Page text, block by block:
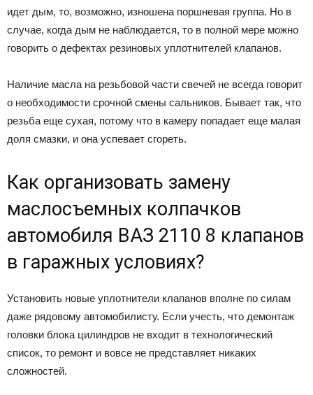
идет дым, то, возможно, изношена поршневая группа. Но в
случае, когда дым не наблюдается, то в полной мере можно
говорить о дефектах резиновых уплотнителей клапанов.
Наличие масла на резьбовой части свечей не всегда говорит
о необходимости срочной смены сальников. Бывает так, что
резьба еще сухая, потому что в камеру попадает еще малая
доля смазки, и она успевает сгореть.
Как организовать замену
маслосъемных колпачков
автомобиля ВАЗ 2110 8 клапанов
в гаражных условиях?
Установить новые уплотнители клапанов вполне по силам
даже рядовому автомобилисту. Если учесть, что демонтаж
головки блока цилиндров не входит в технологический
список, то ремонт и вовсе не представляет никаких
сложностей.